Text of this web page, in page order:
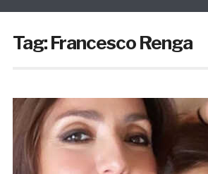
Tag:Francesco Renga